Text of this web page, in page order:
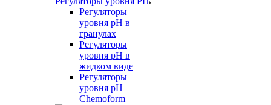
Регуляторы
уровня pH в
гранулах
Регуляторы
уровня pH в
жидком виде
Регуляторы
уровня рН
Chemoform